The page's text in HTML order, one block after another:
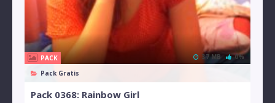
PACK
Pack Gratis
37 MB 0%
Pack 0368: Rainbow Girl